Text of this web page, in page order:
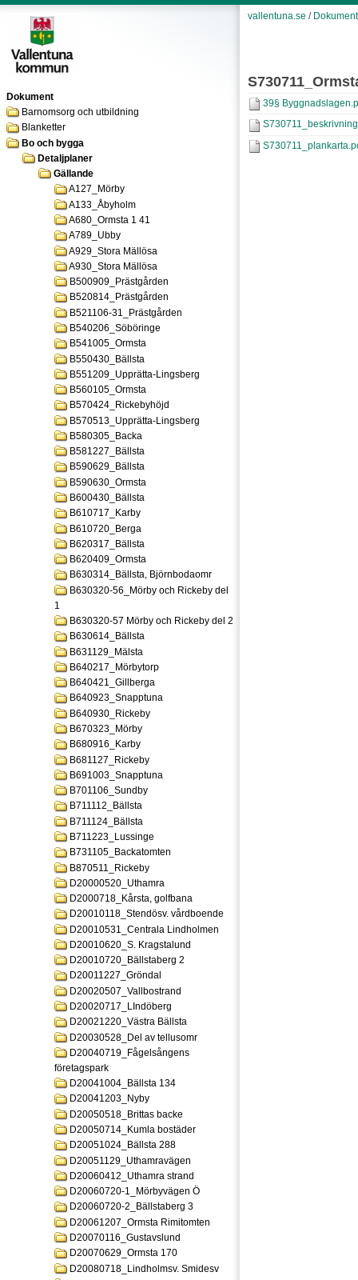
Dokument
Barnomsorg och utbildning
Blanketter
Bo och bygga
Detaljplaner
Gällande
A127_Mörby
A133_Åbyholm
A680_Ormsta 1 41
A789_Ubby
A929_Stora Mällösa
A930_Stora Mällösa
B500909_Prästgården
B520814_Prästgården
B521106-31_Prästgården
B540206_Söböringe
B541005_Ormsta
B550430_Bällsta
B551209_Upprätta-Lingsberg
B560105_Ormsta
B570424_Rickebyhöjd
B570513_Upprätta-Lingsberg
B580305_Backa
B581227_Bällsta
B590629_Bällsta
B590630_Ormsta
B600430_Bällsta
B610717_Karby
B610720_Berga
B620317_Bällsta
B620409_Ormsta
B630314_Bällsta, Björnbodaomr
B630320-56_Mörby och Rickeby del
1
B630320-57 Mörby och Rickeby del 2
B630614_Bällsta
B631129_Mälsta
B640217_Mörbytorp
B640421_Gillberga
B640923_Snapptuna
B640930_Rickeby
B670323_Mörby
B680916_Karby
B681127_Rickeby
B691003_Snapptuna
B701106_Sundby
B711112_Bällsta
B711124_Bällsta
B711223_Lussinge
B731105_Backatomten
B870511_Rickeby
D20000520_Uthamra
D2000718_Kårsta, golfbana
D20010118_Stendösv. vårdboende
D20010531_Centrala Lindholmen
D20010620_S. Kragstalund
D20010720_Bällstaberg 2
D20011227_Gröndal
D20020507_Vallbostrand
D20020717_LIndöberg
D20021220_Västra Bällsta
D20030528_Del av tellusomr
D20040719_Fågelsångens
företagspark
D20041004_Bällsta 134
D20041203_Nyby
D20050518_Brittas backe
D20050714_Kumla bostäder
D20051024_Bällsta 288
D20051129_Uthamravägen
D20060412_Uthamra strand
D20060720-1_Mörbyvägen Ö
D20060720-2_Bällstaberg 3
D20061207_Ormsta Rimitomten
D20070116_Gustavslund
D20070629_Ormsta 170
D20080718_Lindholmsv. Smidesv
vallentuna.se / Dokument
39§